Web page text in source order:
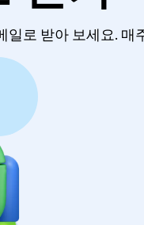
일로 받아 보세요. 매